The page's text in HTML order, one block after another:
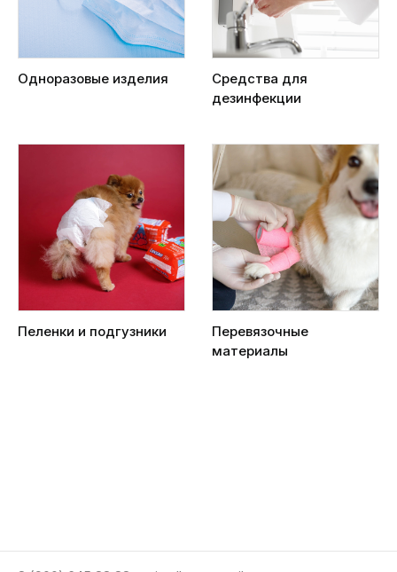
Одноразовые изделия
Средства для
дезинфекции
Пеленки и подгузники
Перевязочные
материалы